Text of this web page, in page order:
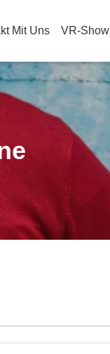
Mit Uns VR-Show